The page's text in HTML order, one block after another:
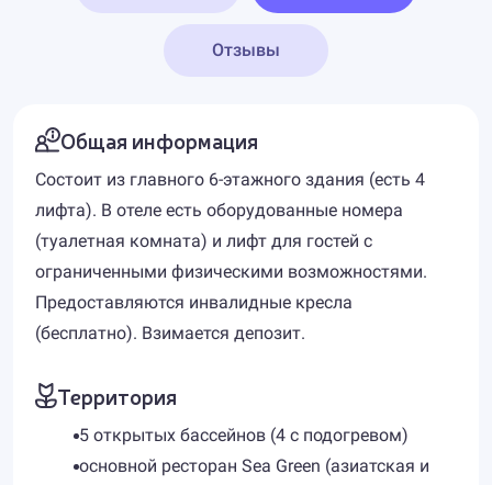
Отзывы
Общая информация
Состоит из главного 6-этажного здания (есть 4
лифта). В отеле есть оборудованные номера
(туалетная комната) и лифт для гостей с
ограниченными физическими возможностями.
Предоставляются инвалидные кресла
(бесплатно). Взимается депозит.
Территория
5 открытых бассейнов (4 с подогревом)
основной ресторан Sea Green (азиатская и